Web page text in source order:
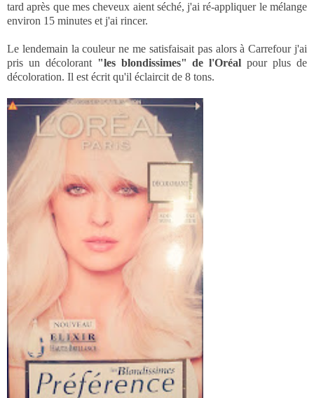
tard après que mes cheveux aient séché, j'ai ré-appliquer le mélange
environ 15 minutes et j'ai rincer.
Le lendemain la couleur ne me satisfaisait pas alors à Carrefour j'ai
pris un décolorant"les blondissimes" de l'Oréal pour plus de
décoloration. Il est écrit qu'il éclaircit de 8 tons.